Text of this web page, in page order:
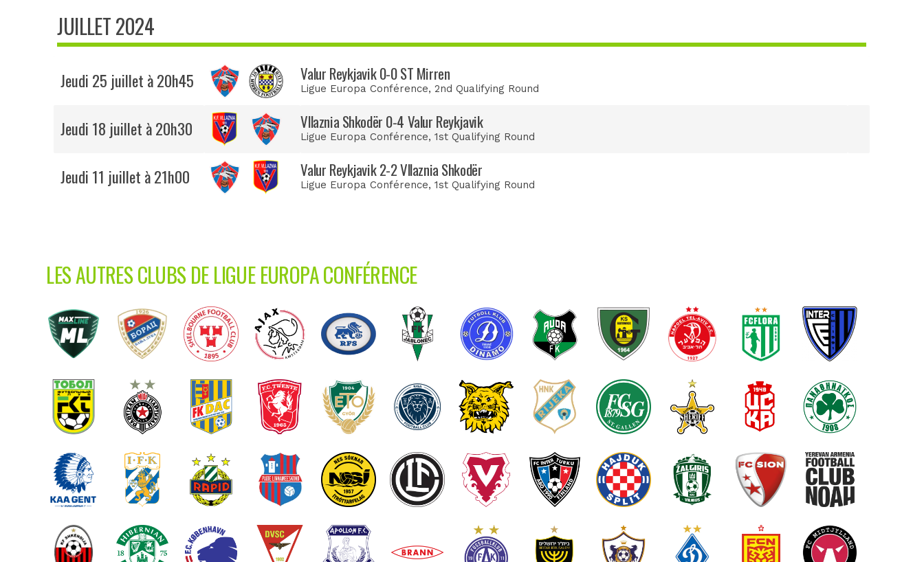
JUILLET 2024
Jeudi 25 juillet à 20h45 Valur Reykjavik 0-0 ST Mirren
Ligue Europa Conférence, 2nd Qualifying Round
Jeudi 18 juillet à 20h30 Vllaznia Shkodër 0-4 Valur Reykjavik
Ligue Europa Conférence, 1st Qualifying Round
Jeudi 11 juillet à 21h00 Valur Reykjavik 2-2 Vllaznia Shkodër
Ligue Europa Conférence, 1st Qualifying Round
LES AUTRES CLUBS DE LIGUE EUROPA CONFÉRENCE